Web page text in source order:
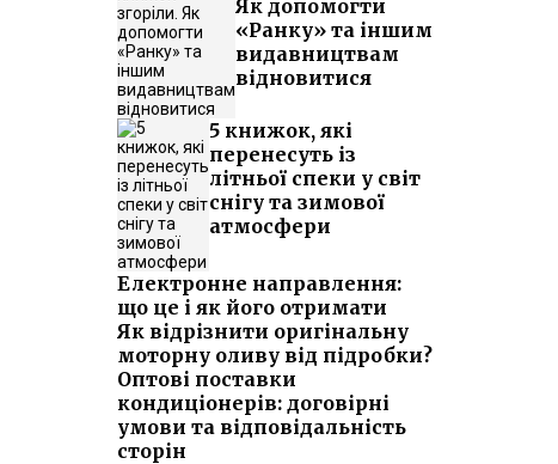
Як допомогти
«Ранку» та іншим
видавництвам
відновитися
5 книжок, які
перенесуть із
літньої спеки у світ
снігу та зимової
атмосфери
Електронне направлення:
що це і як його отримати
Як відрізнити оригінальну
моторну оливу від підробки?
Оптові поставки
кондиціонерів: договірні
умови та відповідальність
сторін